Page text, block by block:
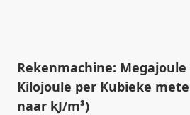
Rekenmachine:
Kilojoule per Kubieke
naar kJ/m³)